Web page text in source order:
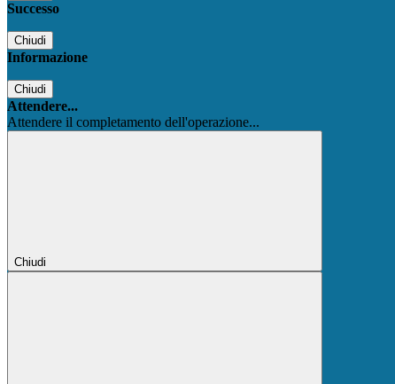
Successo
Chiudi
Informazione
Chiudi
Attendere...
Attendere il completamento dell'operazione...
Chiudi